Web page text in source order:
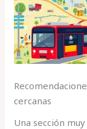
cercanas
Una sección